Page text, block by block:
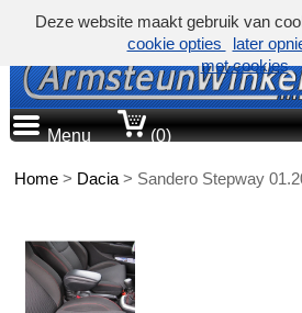
Menu (0)
Home > Dacia > Sandero Stepway
Deze website maakt gebruik van
cookie opties
later
met cookies